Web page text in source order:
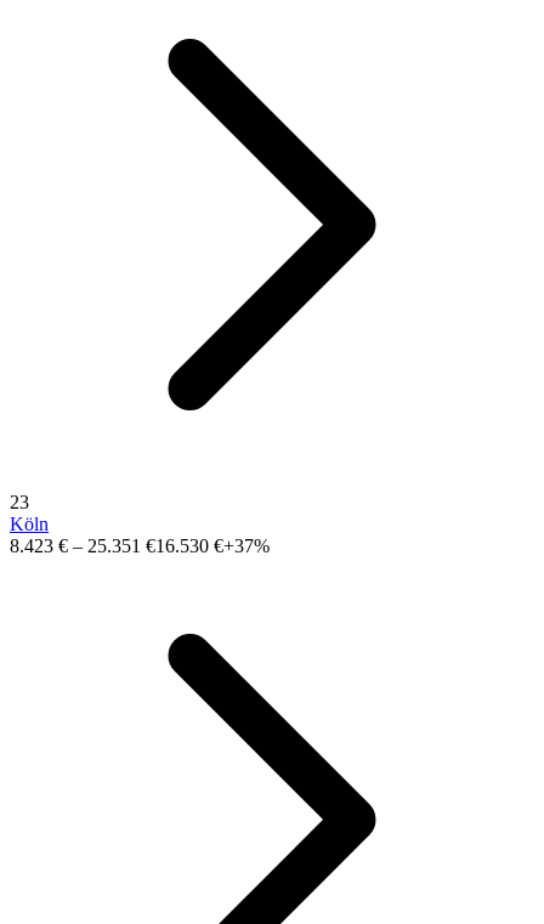
23
Köln
8.423 € – 25.351 €16.530 €+37%